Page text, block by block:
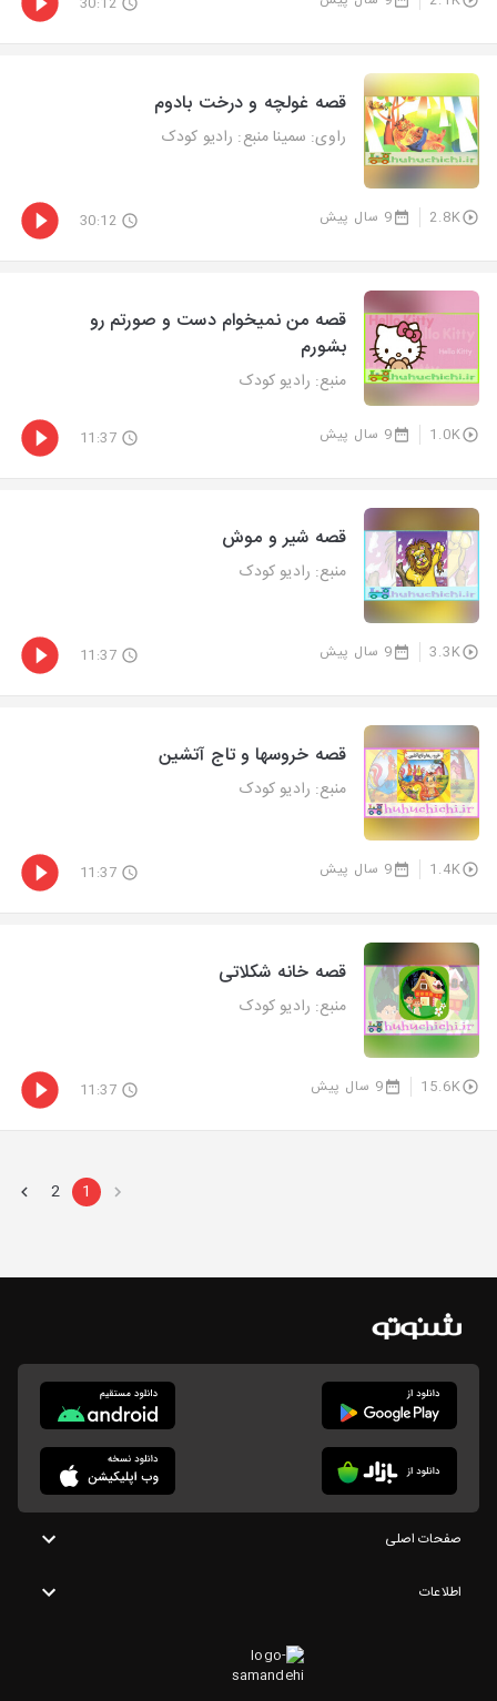
قصه غولچه و درخت بادوم
راوی: سمینا منبع: رادیو کودک
2.8K 9 سال پیش 30:12
قصه من نمیخوام دست و صورتم رو
بشورم
منبع: رادیو کودک
1.0K 9 سال پیش 11:37
قصه شیر و موش
منبع: رادیو کودک
3.3K 9 سال پیش 11:37
قصه خروسها و تاج آتشین
منبع: رادیو کودک
1.4K 9 سال پیش 11:37
قصه خانه شکلاتی
منبع: رادیو کودک
15.6K 9 سال پیش 11:37
1
2
صفحات اصلی
اطلاعات